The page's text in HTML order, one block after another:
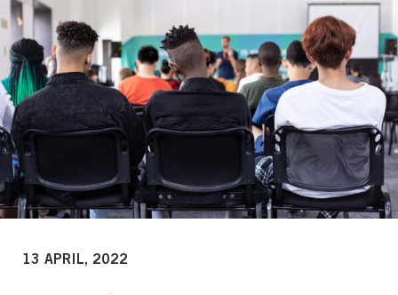
13 APRIL, 2022